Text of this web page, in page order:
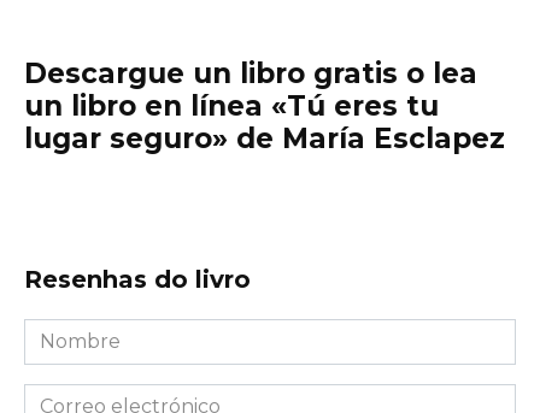
Descargue un libro gratis o lea
un libro en línea «Tú eres tu
lugar seguro» de María Esclapez
Resenhas do livro
Nombre
*
Correo